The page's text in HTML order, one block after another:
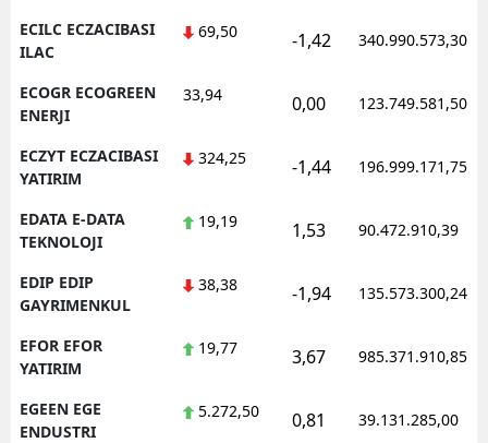
ECILC ECZACIBASI
ILAC
69,50 -1,42 340.990.573,30
ECOGR ECOGREEN
ENERJI
33,94 0,00 123.749.581,50
ECZYT ECZACIBASI
YATIRIM
324,25 -1,44 196.999.171,75
EDATA E-DATA
TEKNOLOJI
19,19 1,53 90.472.910,39
EDIP EDIP
GAYRIMENKUL
38,38 -1,94 135.573.300,24
EFOR EFOR
YATIRIM
19,77 3,67 985.371.910,85
EGEEN EGE
ENDUSTRI
5.272,50 0,81 39.131.285,00